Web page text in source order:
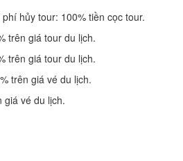
hủy tour: 100% tiền cọc tour.
trên giá tour du lịch.
trên giá tour du lịch.
trên giá vé du lịch.
giá vé du lịch.